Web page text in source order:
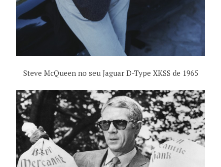
Steve McQueen no seu Jaguar D-Type XKSS de 1965